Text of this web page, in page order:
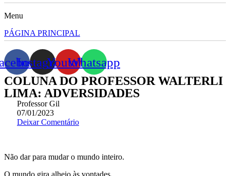
Menu
PÁGINA PRINCIPAL
InstagramYoutubeWhatsapp
COLUNA DO PROFESSOR WALTERLI
LIMA: ADVERSIDADES
Professor Gil
07/01/2023
Deixar Comentário
Não dar para mudar o mundo inteiro.
O mundo gira alheio às vontades.